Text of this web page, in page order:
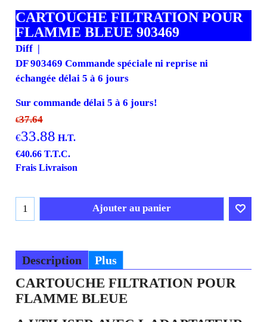
CARTOUCHE FILTRATION POUR
FLAMME BLEUE 903469
Diff
DF 903469 Commande spéciale ni reprise ni
échangée délai 5 à 6 jours
Sur commande délai 5 à 6 jours!
€37.64
€33.88 H.T.
€40.66 T.T.C.
Frais Livraison
Ajouter au panier
Description Plus
CARTOUCHE FILTRATION POUR
FLAMME BLEUE